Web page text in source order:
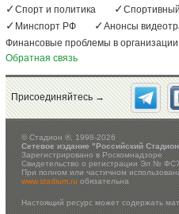
Спорт и политика
Минспорт РФ
Анонсы
Финансовые проблемы в организации
Обратная связь
Присоединяйтесь →
©Стадион ®, 1998-2026
Сетевое издание "Российский
Зарегистрировано в Роскомнадзоре
Свидетельство о регистрации Эл №
При полном или частичном
www.stadium.ruобязательна
Настоящий ресурс может содержать